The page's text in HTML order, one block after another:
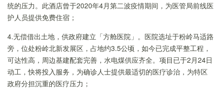
统的压力。此酒店曾于2020年4月第二波疫情期间，为医管局前线医
护人员提供免费住宿；
4.无偿借出土地，供政府建立「方舱医院」。医院选址于粉岭马适路
旁，位处粉岭北新发展区，占地约3.5公顷，如今已完成平整工程，
可达性高，周边基建配套完善，水电煤供应齐全。项目已于2月24日
动工，快将投入服务，为确诊人士提供最适切的医疗诊治，为特区
政府分担沉重的医疗压力；